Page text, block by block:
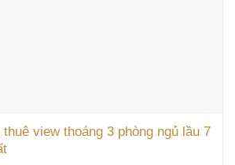
view thoáng 3 phòng ngủ lầu 7